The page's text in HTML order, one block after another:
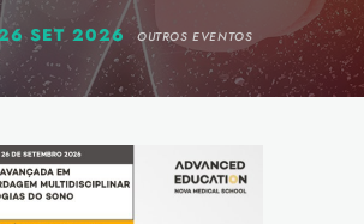
SET 2026 OUTROS EVENTOS